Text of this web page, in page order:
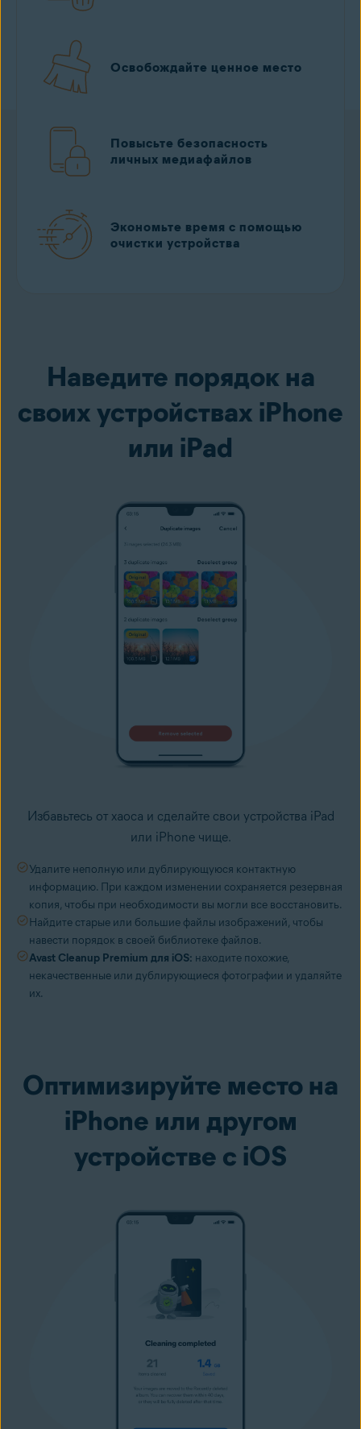
Освобождайте ценное место
Повысьте безопасность
личных медиафайлов
Экономьте время с помощью
очистки устройства
Наведите порядок на
своих устройствах iPhone
или iPad
Избавьтесь от хаоса и сделайте свои устройства iPad
или iPhone чище.
Удалите неполную или дублирующуюся контактную
информацию. При каждом изменении сохраняется резервная
копия, чтобы при необходимости вы могли все восстановить.
Найдите старые или большие файлы изображений, чтобы
навести порядок в своей библиотеке файлов.
Avast Cleanup Premium для iOS: находите похожие,
некачественные или дублирующиеся фотографии и удаляйте
их.
Оптимизируйте место на
iPhone или другом
устройстве с iOS